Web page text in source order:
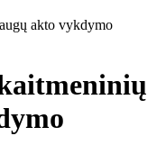
akto vykdymo